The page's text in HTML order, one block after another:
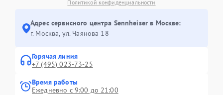
Политикой конфиденциальности
Адрес сервисного центра Sennheiser в Москве:
г. Москва, ул. Чаянова 18
Горячая линия
+7 (495) 023-73-25
Время работы
Ежедневно с 9:00 до 21:00